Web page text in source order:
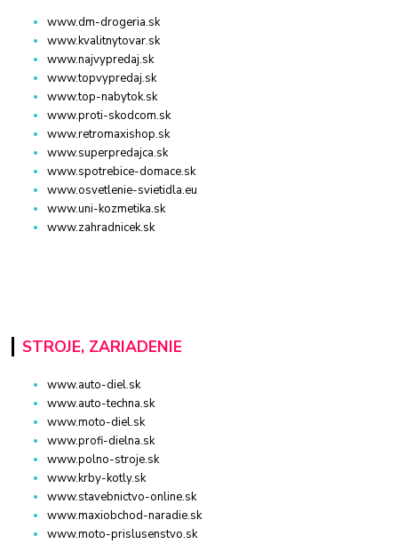
www.dm-drogeria.sk
www.kvalitnytovar.sk
www.najvypredaj.sk
www.topvypredaj.sk
www.top-nabytok.sk
www.proti-skodcom.sk
www.retromaxishop.sk
www.superpredajca.sk
www.spotrebice-domace.sk
www.osvetlenie-svietidla.eu
www.uni-kozmetika.sk
www.zahradnicek.sk
STROJE, ZARIADENIE
www.auto-diel.sk
www.auto-techna.sk
www.moto-diel.sk
www.profi-dielna.sk
www.polno-stroje.sk
www.krby-kotly.sk
www.stavebnictvo-online.sk
www.maxiobchod-naradie.sk
www.moto-prislusenstvo.sk